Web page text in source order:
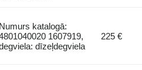
Numurs katalogā:
1607919,
dīzeļdegviela
225 €